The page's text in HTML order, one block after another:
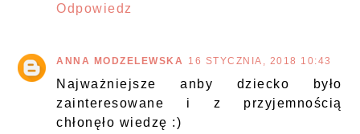
Odpowiedz
ANNA MODZELEWSKA 16 STYCZNIA, 2018 10:43
Najważniejsze anby dziecko było
zainteresowane i z przyjemnością
chłonęło wiedzę :)